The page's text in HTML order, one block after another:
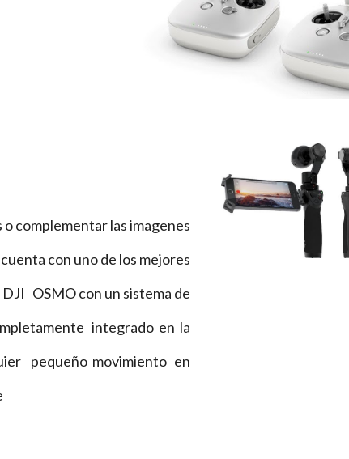
complementar las imagenes
con uno de los mejores
OSMO con un sistema de
integrado en la
pequeño movimiento en